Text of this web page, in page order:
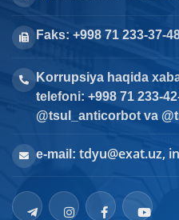
Faks: +998 71 233-37-
Korrupsiya haqida
telefoni: +998 71 233-
@tsul_anticorbot va
e-mail: tdyu@exat.uz,